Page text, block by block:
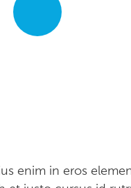
enim in eros